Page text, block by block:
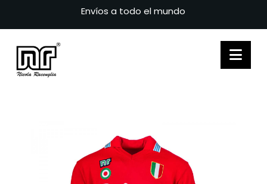
Envíos a todo el mundo